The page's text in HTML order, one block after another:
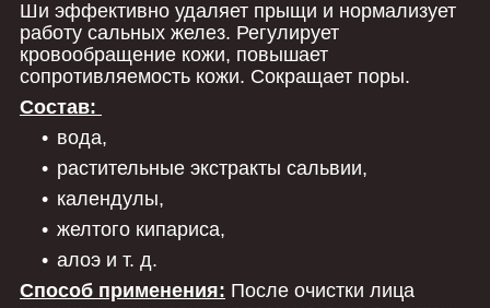
Ши эффективно удаляет прыщи и нормализует
работу сальных желез. Регулирует
кровообращение кожи, повышает
сопротивляемость кожи. Сокращает поры.
Состав:
вода,
растительные экстракты сальвии,
календулы,
желтого кипариса,
алоэ и т. д.
Способ применения: После очистки лица